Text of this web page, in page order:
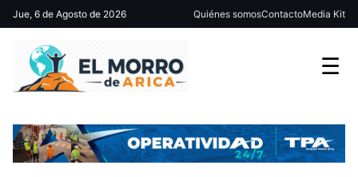
Jue, 6 de Agosto de 2026 Quiénes somosContactoMedia Kit
☰